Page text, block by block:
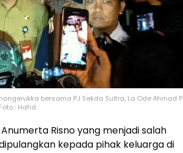
bersama PJ Sekda Sultra, La Ode Ahmad P
: Hafid.
Risno yang menjadi salah
kepada pihak keluarga di